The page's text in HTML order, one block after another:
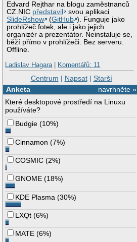
Edvard Rejthar na blogu zaměstnanců
CZ.NIC představil
svou aplikaci
SlideRshow
(GitHub ). Funguje jako
prohlížeč fotek, ale i jako jejich
organizér a prezentátor. Neinstaluje se,
běží přímo v prohlížeči. Bez serveru.
Offline.
Ladislav Hagara| Komentářů: 11
Centrum | Napsat| Starší
navrhněte »
Anketa
Které desktopové prostředí na Linuxu
používáte?
Budgie (10%)
Cinnamon (7%)
COSMIC (2%)
GNOME (18%)
KDE Plasma (30%)
LXQt (6%)
MATE (6%)